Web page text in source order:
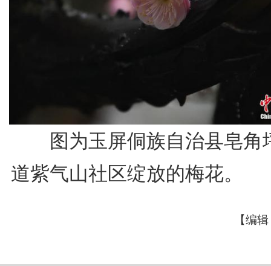
图为玉屏侗族自治县皂角
道紫气山社区绽放的梅花。
【编